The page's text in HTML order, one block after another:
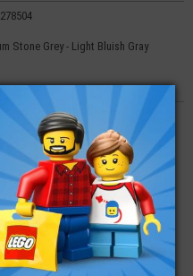
Stone Grey - Light Bluish Gray
suivants
1X2
€
LEGO® TECHNIC
CONNECTEUR POUR
AXE
0,33€